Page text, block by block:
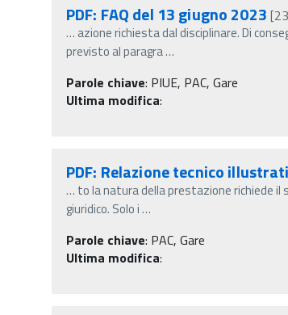
PDF: FAQ del 13 giugno 2023
… azione richiesta dal disciplinare. Di
previsto al paragra…
Parole chiave: PIUE, PAC, Gare
Ultima modifica:
PDF: Relazione tecnico
… to la natura della prestazione richiede il
giuridico. Solo i…
Parole chiave: PAC, Gare
Ultima modifica: